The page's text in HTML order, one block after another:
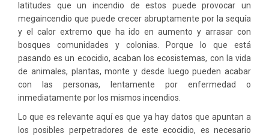
latitudes que un incendio de estos puede provocar un
megaincendio que puede crecer abruptamente por la sequía
y el calor extremo que ha ido en aumento y arrasar con
bosques comunidades y colonias. Porque lo que está
pasando es un ecocidio, acaban los ecosistemas, con la vida
de animales, plantas, monte y desde luego pueden acabar
con las personas, lentamente por enfermedad o
inmediatamente por los mismos incendios.
Lo que es relevante aquí es que ya hay datos que apuntan a
los posibles perpetradores de este ecocidio, es necesario